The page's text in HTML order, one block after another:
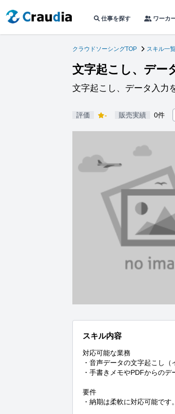
仕事を探す ワーカ
クラウドソーシングTOP スキル一
文字起こし、デー
文字起こし、データ入力
評価 - 販売実績 0件
スキル内容
対応可能な業務
・音声データの文字起こし
・手書きメモやPDFからのデ
要件
・納期は柔軟に対応可能です。